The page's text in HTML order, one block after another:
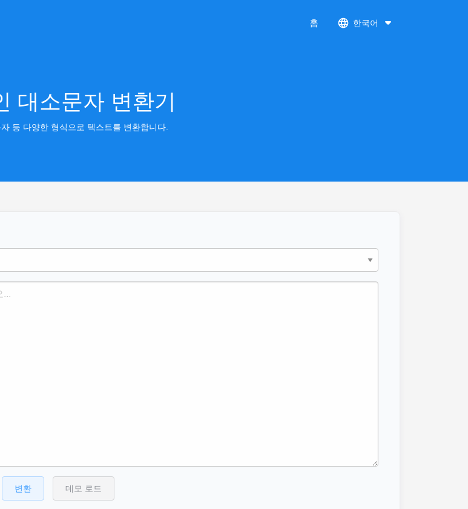
홈 한국어
대소문자 변환기
등 다양한 형식으로 텍스트를 변환합니다.
변환 데모 로드